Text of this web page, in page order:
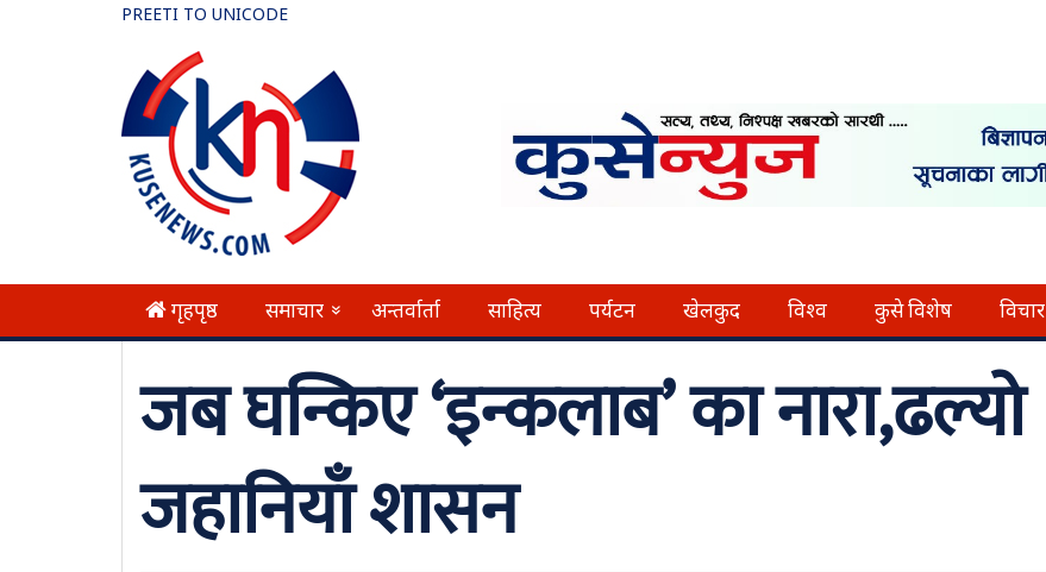
PREETI TO UNICODE
गृहपृष्ठ समाचार » अन्तर्वार्ता साहित्य पर्यटन खेलकुद विश्व कुसे विशेष विचार
जब घन्किए ‘इन्कलाब’ का नारा,ढल्यो
जहानियाँ शासन